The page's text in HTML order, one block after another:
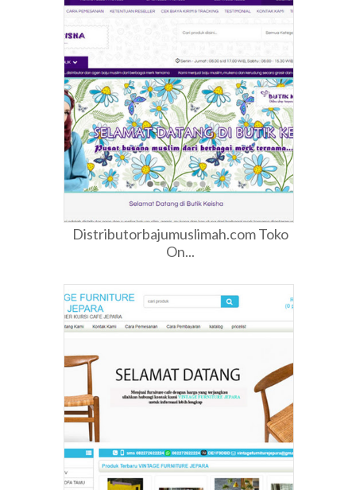
Distributorbajumuslimah.com Toko
On...